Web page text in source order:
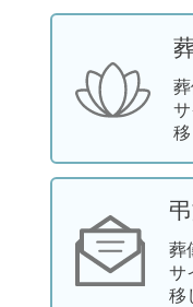
移
葬
サ
移